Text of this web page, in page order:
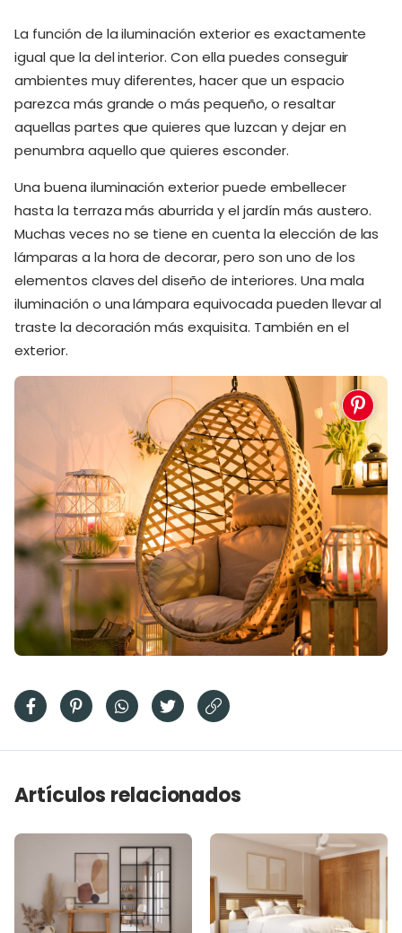
La función de la iluminación exterior es exactamente
igual que la del interior. Con ella puedes conseguir
ambientes muy diferentes, hacer que un espacio
parezca más grande o más pequeño, o resaltar
aquellas partes que quieres que luzcan y dejar en
penumbra aquello que quieres esconder.
Una buena iluminación exterior puede embellecer
hasta la terraza más aburrida y el jardín más austero.
Muchas veces no se tiene en cuenta la elección de las
lámparas a la hora de decorar, pero son uno de los
elementos claves del diseño de interiores. Una mala
iluminación o una lámpara equivocada pueden llevar al
traste la decoración más exquisita. También en el
exterior.
Artículos relacionados